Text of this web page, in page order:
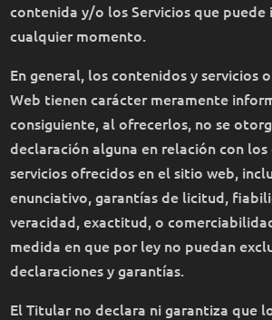
contenida y/o los Servicios que
cualquier momento.
En general, los contenidos y servicios
Web tienen carácter meramente
consiguiente, al ofrecerlos, no se
declaración alguna en relación con
servicios ofrecidos en el sitio web,
enunciativo, garantías de licitud,
veracidad, exactitud, o
medida en que por ley no puedan
declaraciones y garantías.
El Titular no declara ni garantiza que